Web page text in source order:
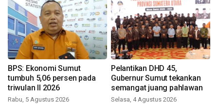
BPS: Ekonomi Sumut
tumbuh 5,06 persen pada
triwulan II 2026
Rabu, 5 Agustus 2026
Pelantikan DHD 45,
Gubernur Sumut tekankan
semangat juang pahlawan
Selasa, 4 Agustus 2026